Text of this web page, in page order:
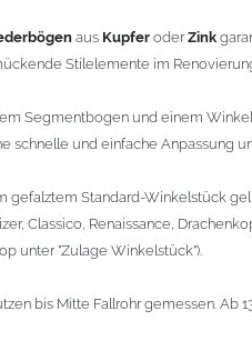
angefertigt - keine
aus Kupfer oderZink
Stilelemente im
Segmentbogen und einem
schnelle und einfache Anpassung
gefalztem Standard-Winkelstück
Classico, Renaissance,
unter "Zulage Winkelstück").
bis Mitte Fallrohr gemessen. Ab